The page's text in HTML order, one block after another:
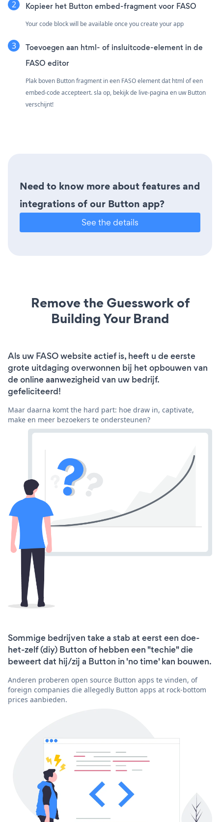
Kopieer het Button embed-fragment voor FASO
Your code block will be available once you create your app
Toevoegen aan html- of insluitcode-element in de
FASO editor
Plak boven Button fragment in een FASO element dat html of een
embed-code accepteert. sla op, bekijk de live-pagina en uw Button
verschijnt!
Need to know more about features and
integrations of our Button app?
See the details
Remove the Guesswork of
Building Your Brand
Als uw FASO website actief is, heeft u de eerste
grote uitdaging overwonnen bij het opbouwen van
de online aanwezigheid van uw bedrijf.
gefeliciteerd!
Maar daarna komt the hard part: hoe draw in, captivate,
make en meer bezoekers te ondersteunen?
Sommige bedrijven take a stab at eerst een doe-
het-zelf (diy) Button of hebben een "techie" die
beweert dat hij/zij a Button in 'no time' kan bouwen.
Anderen proberen open source Button apps te vinden, of
foreign companies die allegedly Button apps at rock-bottom
prices aanbieden.